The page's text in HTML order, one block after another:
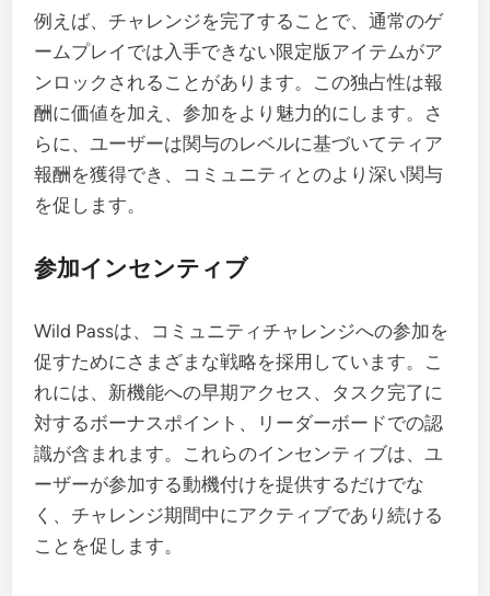
例えば、チャレンジを完了することで、通常のゲ
ームプレイでは入手できない限定版アイテムがア
ンロックされることがあります。この独占性は報
酬に価値を加え、参加をより魅力的にします。さ
らに、ユーザーは関与のレベルに基づいてティア
報酬を獲得でき、コミュニティとのより深い関与
を促します。
参加インセンティブ
Wild Passは、コミュニティチャレンジへの参加を
促すためにさまざまな戦略を採用しています。こ
れには、新機能への早期アクセス、タスク完了に
対するボーナスポイント、リーダーボードでの認
識が含まれます。これらのインセンティブは、ユ
ーザーが参加する動機付けを提供するだけでな
く、チャレンジ期間中にアクティブであり続ける
ことを促します。